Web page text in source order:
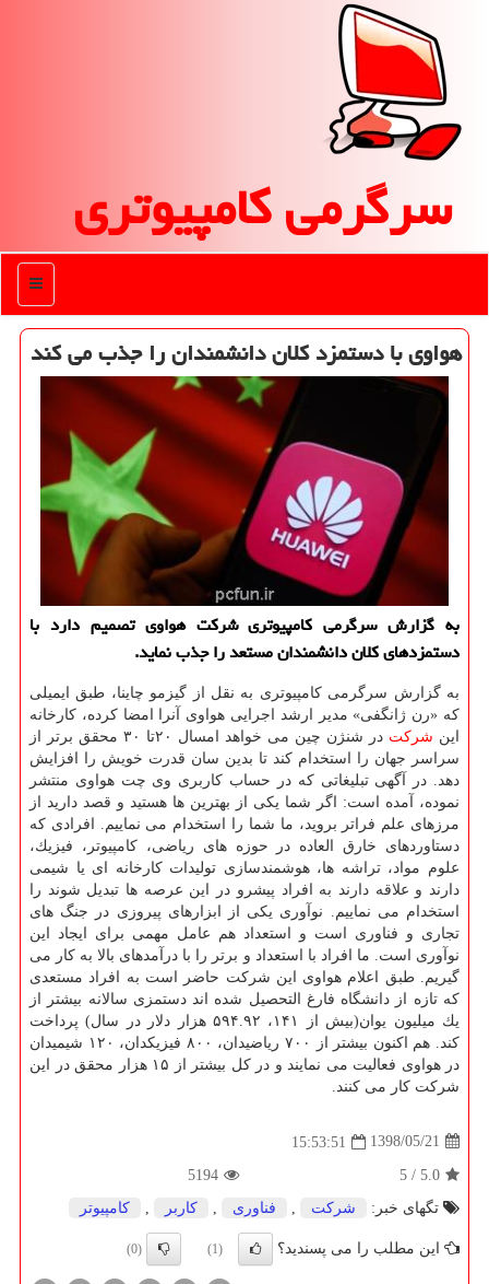
سرگرمی كامپیوتری
منو
هواوی با دستمزد كلان دانشمندان را جذب می كند
به گزارش سرگرمی كامپیوتری شركت هواوی تصمیم دارد با
دستمزدهای كلان دانشمندان مستعد را جذب نماید.
به گزارش سرگرمی كامپیوتری به نقل از گیزمو چاینا، طبق ایمیلی
كه «رن ژانگفی» مدیر ارشد اجرایی هواوی آنرا امضا كرده، كارخانه
این شركت
در شنژن چین می خواهد امسال ۲۰تا ۳۰ محقق برتر از
سراسر جهان را استخدام كند تا بدین سان قدرت خویش را افزایش
دهد. در آگهی تبلیغاتی كه در حساب كاربری وی چت هواوی منتشر
نموده، آمده است: اگر شما یكی از بهترین ها هستید و قصد دارید از
مرزهای علم فراتر بروید، ما شما را استخدام می نماییم. افرادی كه
دستاوردهای خارق العاده در حوزه های ریاضی، كامپیوتر، فیزیك،
علوم مواد، تراشه ها، هوشمندسازی تولیدات كارخانه ای یا شیمی
دارند و علاقه دارند به افراد پیشرو در این عرصه ها تبدیل شوند را
استخدام می نماییم. نوآوری یكی از ابزارهای پیروزی در جنگ های
تجاری و فناوری است و استعداد هم عامل مهمی برای ایجاد این
نوآوری است. ما افراد با استعداد و برتر را با درآمدهای بالا به كار می
گیریم. طبق اعلام هواوی این شركت حاضر است به افراد مستعدی
كه تازه از دانشگاه فارغ التحصیل شده اند دستمزی سالانه بیشتر از
یك میلیون یوان(بیش از ۱۴۱، ۵۹۴.۹۲ هزار دلار در سال) پرداخت
كند. هم اكنون بیشتر از ۷۰۰ ریاضیدان، ۸۰۰ فیزیكدان، ۱۲۰ شیمیدان
در هواوی فعالیت می نمایند و در كل بیشتر از ۱۵ هزار محقق در این
شركت كار می كنند.
1398/05/21
15:53:51
5.0
/
5
5194
تگهای خبر:
شركت , فناوری , كاربر , كامپیوتر
این مطلب را می پسندید؟ (1)
(0)